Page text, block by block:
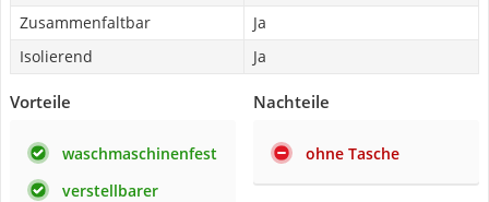
Zusammenfaltbar
Ja
Isolierend
Ja
Vorteile
waschmaschinenfest
verstellbarer
Nachteile
ohne Tasche